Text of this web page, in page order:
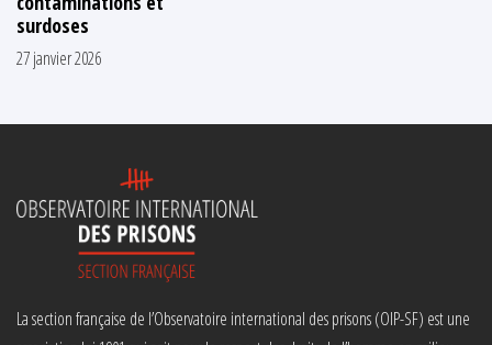
surdoses
27 janvier 2026
La section française de l’Observatoire international des prisons (OIP-SF) est une